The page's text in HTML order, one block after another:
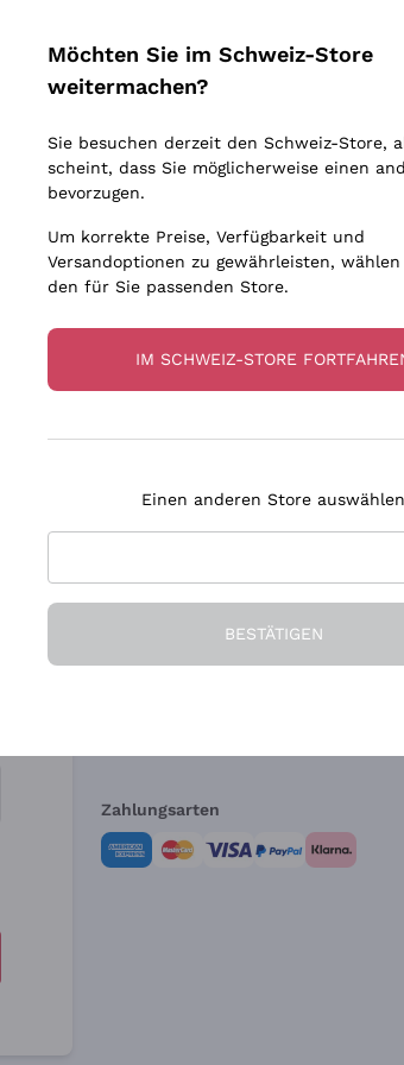
Biondi Santi
Argiolas
Zenato
Ca' dei Frati
Die Firma
Zahlungsarten
Informationen finden Sie in unserem Datenschutz-
Möchten Sie im Schweiz-Store
weitermachen?
Sie besuchen derzeit den Schweiz-Store,
scheint, dass Sie möglicherweise einen
bevorzugen.
Um korrekte Preise, Verfügbarkeit und
Versandoptionen zu gewährleisten,
den für Sie passenden Store.
IM SCHWEIZ-STORE
Einen anderen Store auswählen
BESTÄTIGEN